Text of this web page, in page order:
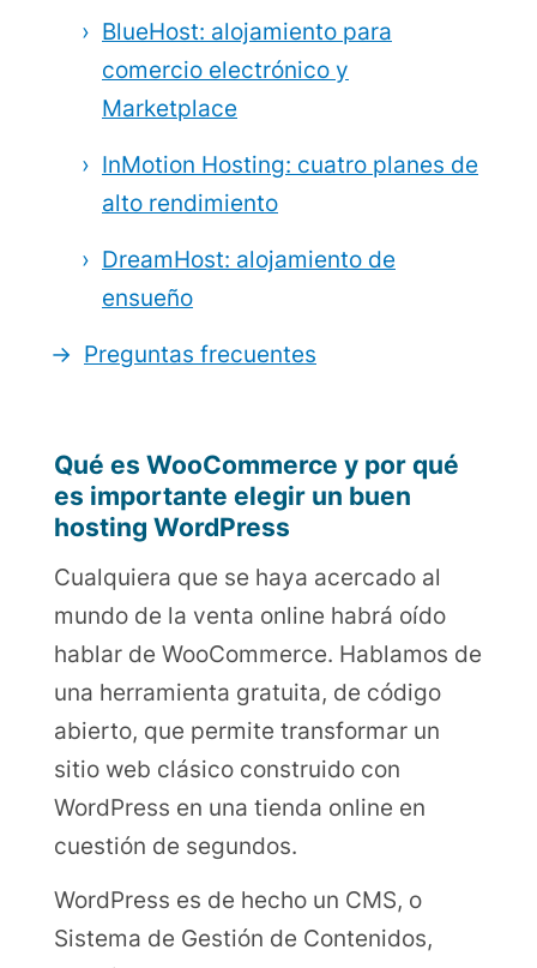
BlueHost: alojamiento para
comercio electrónico y
Marketplace
InMotion Hosting: cuatro planes de
alto rendimiento
DreamHost: alojamiento de
ensueño
Preguntas frecuentes
Qué es WooCommerce y por qué
es importante elegir un buen
hosting WordPress
Cualquiera que se haya acercado al
mundo de la venta online habrá oído
hablar de WooCommerce. Hablamos de
una herramienta gratuita, de código
abierto, que permite transformar un
sitio web clásico construido con
WordPress en una tienda online en
cuestión de segundos.
WordPress es de hecho un CMS, o
Sistema de Gestión de Contenidos,